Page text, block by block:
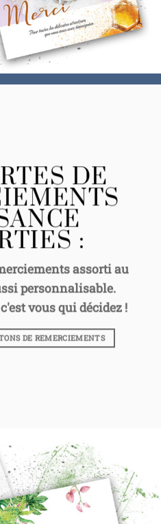
DE
:
assorti au
personnalisable.
vous qui décidez !
DE REMERCIEMENTS